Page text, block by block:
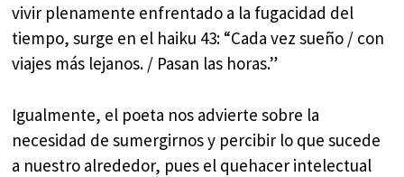
vivir plenamente enfrentado a la fugacidad del
tiempo, surge en el haiku 43: “Cada vez sueño / con
viajes más lejanos. / Pasan las horas.”
Igualmente, el poeta nos advierte sobre la
necesidad de sumergirnos y percibir lo que sucede
a nuestro alrededor, pues el quehacer intelectual